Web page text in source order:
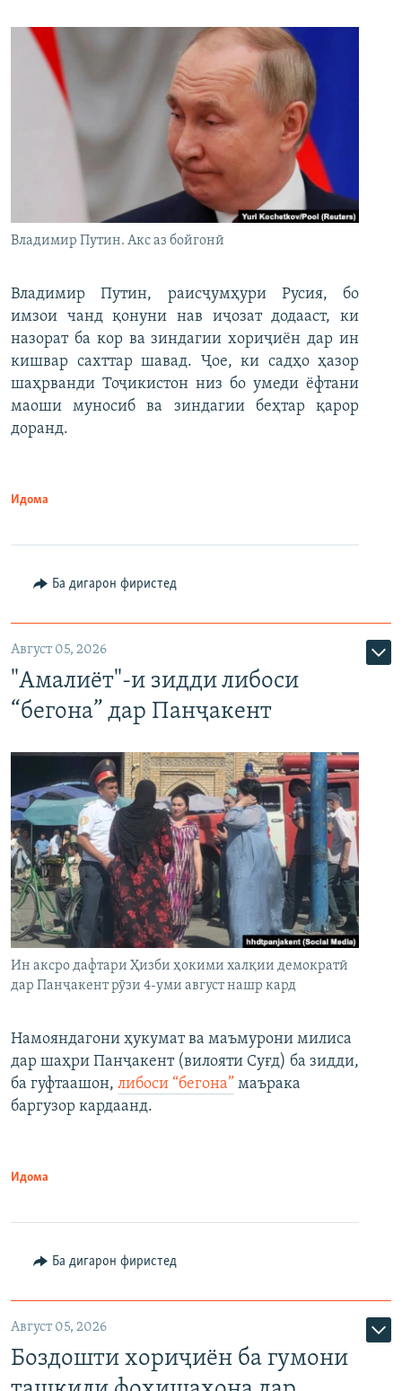
Владимир Путин. Акс аз бойгонӣ
Владимир Путин, раисҷумҳури Русия, бо
имзои чанд қонуни нав иҷозат додааст, ки
назорат ба кор ва зиндагии хориҷиён дар ин
кишвар сахттар шавад. Ҷое, ки садҳо ҳазор
шаҳрванди Тоҷикистон низ бо умеди ёфтани
маоши муносиб ва зиндагии беҳтар қарор
доранд.
Идома
Ба дигарон фиристед
Август 05, 2026
"Амалиёт"-и зидди либоси
“бегона” дар Панҷакент
Ин аксро дафтари Ҳизби ҳокими халқии демократӣ
дар Панҷакент рӯзи 4-уми август нашр кард
Намояндагони ҳукумат ва маъмурони милиса
дар шаҳри Панҷакент (вилояти Суғд) ба зидди,
ба гуфтаашон, либоси “бегона” маърака
баргузор кардаанд.
Идома
Ба дигарон фиристед
Август 05, 2026
Боздошти хориҷиён ба гумони